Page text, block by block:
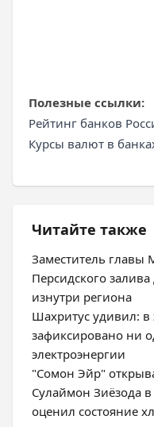
Полезные ссылки:
Рейтинг банков
Курсы валют в
Читайте также
Заместитель главы
Персидского
изнутри региона
Шахритус удивил: в
зафиксировано ни
электроэнергии
"Сомон Эйр"
Сулаймон Зиёзода
оценил состояние